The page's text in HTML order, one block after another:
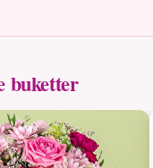
buketter